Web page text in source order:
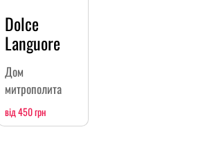
Dolce
Languore
Дом
митрополита
від 450 грн